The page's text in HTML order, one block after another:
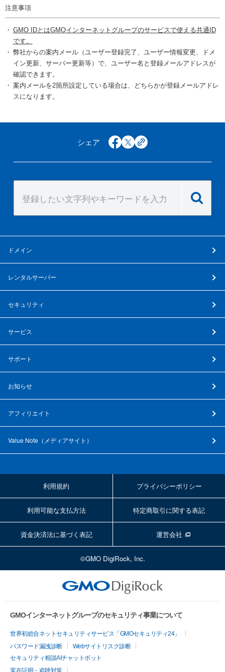
注意事項
GMO IDとはGMOインターネットグループのサービスで使える共通ID
です。
弊社からの案内メール（ユーザー登録完了、ユーザー情報変更、ドメ
イン更新、サーバー更新等）で、ユーザー名と登録メールアドレスが
確認できます。
案内メールを2箇所設定している場合は、どちらかが登録メールアドレ
スになります。
シェア facebook
x copy
ドメイン
レンタルサーバー
セキュリティ
サービス
サポート
お知らせ
アフィリエイト
Value Note（ メディアサイト ）
利用規約 プライバシーポリシー
利用可能な支払方法 特定商取引に関する表記
資金決済法に基づく表記 運営会社
©GMO DigiRock, Inc.
GMOインターネットグループのセキュリティ事業について
世界初総合ネットセキュリティサービス「GMOセキュリティ24」
パスワード漏洩診断
Webサイトリスク診断
セキュリティ相談AIチャットボット
実在証明・盗聴対策